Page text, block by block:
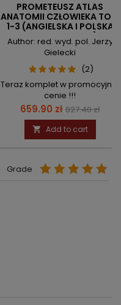
PROMETEUSZ ATLAS
ANATOMII CZŁOWIEKA TOM
1-3 (ANGIELSKA I POLSKA
NOMENKLATURA)
Author: red. wyd. pol. Jerzy
Gielecki
(2)
Teraz komplet w promocyjnej
cenie !!!
Price
659.90 zł Regular
price
827.40 zł
 Add to cart
Grade